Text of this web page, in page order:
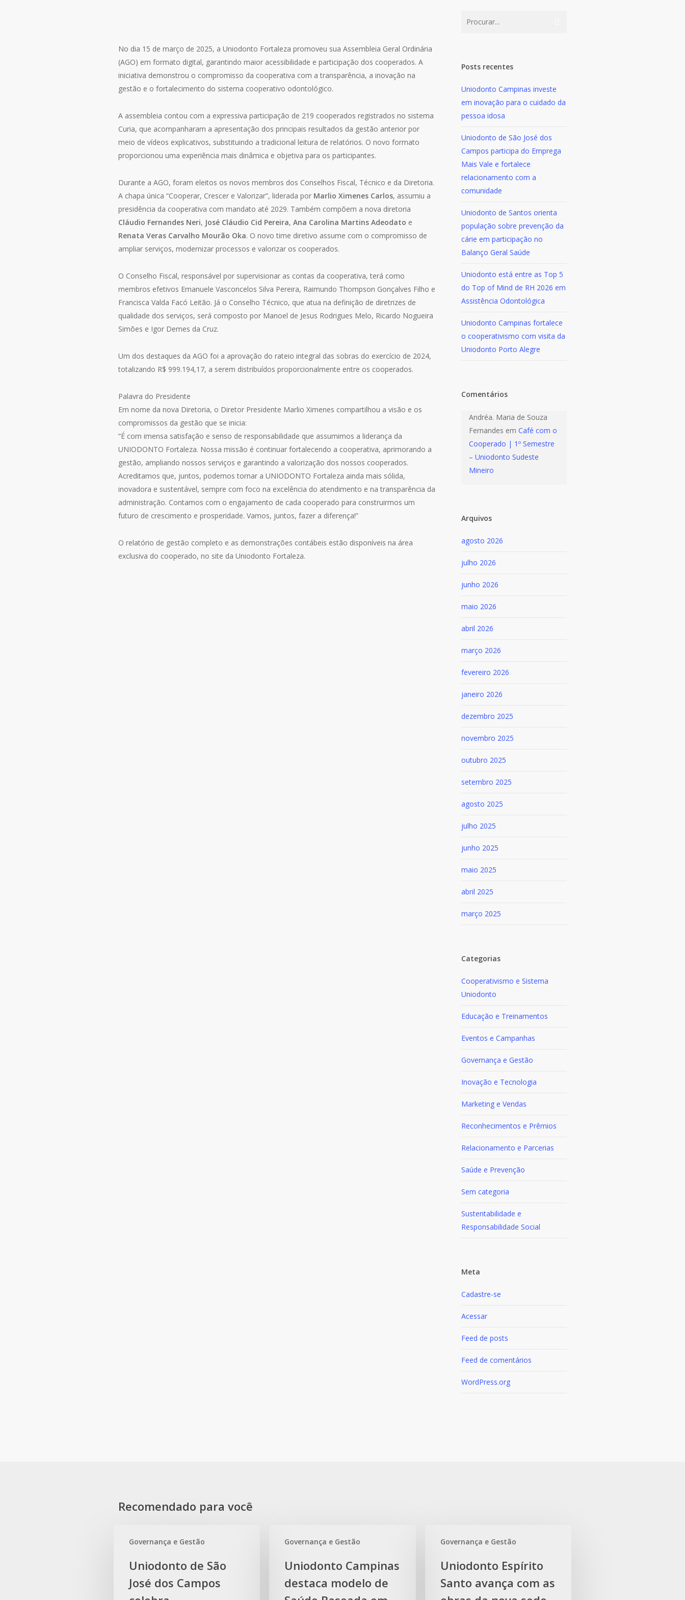
No dia 15 de março de 2025, a Uniodonto Fortaleza promoveu sua Assembleia Geral Ordinária
(AGO) em formato digital, garantindo maior acessibilidade e participação dos cooperados. A
iniciativa demonstrou o compromisso da cooperativa com a transparência, a inovação na
gestão e o fortalecimento do sistema cooperativo odontológico.
A assembleia contou com a expressiva participação de 219 cooperados registrados no sistema
Curia, que acompanharam a apresentação dos principais resultados da gestão anterior por
meio de vídeos explicativos, substituindo a tradicional leitura de relatórios. O novo formato
proporcionou uma experiência mais dinâmica e objetiva para os participantes.
Durante a AGO, foram eleitos os novos membros dos Conselhos Fiscal, Técnico e da Diretoria.
A chapa única “Cooperar, Crescer e Valorizar”, liderada por Marlio Ximenes Carlos, assumiu a
presidência da cooperativa com mandato até 2029. Também compõem a nova diretoria
Cláudio Fernandes Neri, José Cláudio Cid Pereira, Ana Carolina Martins Adeodato e
Renata Veras Carvalho Mourão Oka. O novo time diretivo assume com o compromisso de
ampliar serviços, modernizar processos e valorizar os cooperados.
O Conselho Fiscal, responsável por supervisionar as contas da cooperativa, terá como
membros efetivos Emanuele Vasconcelos Silva Pereira, Raimundo Thompson Gonçalves Filho e
Francisca Valda Facó Leitão. Já o Conselho Técnico, que atua na definição de diretrizes de
qualidade dos serviços, será composto por Manoel de Jesus Rodrigues Melo, Ricardo Nogueira
Simões e Igor Demes da Cruz.
Um dos destaques da AGO foi a aprovação do rateio integral das sobras do exercício de 2024,
totalizando R$ 999.194,17, a serem distribuídos proporcionalmente entre os cooperados.
Palavra do Presidente
Em nome da nova Diretoria, o Diretor Presidente Marlio Ximenes compartilhou a visão e os
compromissos da gestão que se inicia:
“É com imensa satisfação e senso de responsabilidade que assumimos a liderança da
UNIODONTO Fortaleza. Nossa missão é continuar fortalecendo a cooperativa, aprimorando a
gestão, ampliando nossos serviços e garantindo a valorização dos nossos cooperados.
Acreditamos que, juntos, podemos tornar a UNIODONTO Fortaleza ainda mais sólida,
inovadora e sustentável, sempre com foco na excelência do atendimento e na transparência da
administração. Contamos com o engajamento de cada cooperado para construirmos um
futuro de crescimento e prosperidade. Vamos, juntos, fazer a diferença!”
O relatório de gestão completo e as demonstrações contábeis estão disponíveis na área
exclusiva do cooperado, no site da Uniodonto Fortaleza.
Posts recentes
Uniodonto Campinas investe
em inovação para o cuidado da
pessoa idosa
Uniodonto de São José dos
Campos participa do Emprega
Mais Vale e fortalece
relacionamento com a
comunidade
Uniodonto de Santos orienta
população sobre prevenção da
cárie em participação no
Balanço Geral Saúde
Uniodonto está entre as Top 5
do Top of Mind de RH 2026 em
Assistência Odontológica
Uniodonto Campinas fortalece
o cooperativismo com visita da
Uniodonto Porto Alegre
Comentários
Andréa. Maria de Souza
Fernandes emCafé com o
Cooperado | 1º Semestre
– Uniodonto Sudeste
Mineiro
Arquivos
agosto 2026
julho 2026
junho 2026
maio 2026
abril 2026
março 2026
fevereiro 2026
janeiro 2026
dezembro 2025
novembro 2025
outubro 2025
setembro 2025
agosto 2025
julho 2025
junho 2025
maio 2025
abril 2025
março 2025
Categorias
Cooperativismo e Sistema
Uniodonto
Educação e Treinamentos
Eventos e Campanhas
Governança e Gestão
Inovação e Tecnologia
Marketing e Vendas
Reconhecimentos e Prêmios
Relacionamento e Parcerias
Saúde e Prevenção
Sem categoria
Sustentabilidade e
Responsabilidade Social
Meta
Cadastre-se
Acessar
Feed de posts
Feed de comentários
WordPress.org
Recomendado para você
Governança e Gestão
Uniodonto de São
José dos Campos
Governança e Gestão
Campinas
destaca
modelo
Uniodonto Campinas
destaca modelo de
Governança e Gestão
Espírito
Santo
avança
Uniodonto Espírito
Santo avança com as